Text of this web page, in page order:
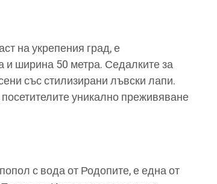
на укрепения град, е
и ширина 50 метра. Седалките за
със стилизирани лъвски лапи.
уникално преживяване
с вода от Родопите, е една от